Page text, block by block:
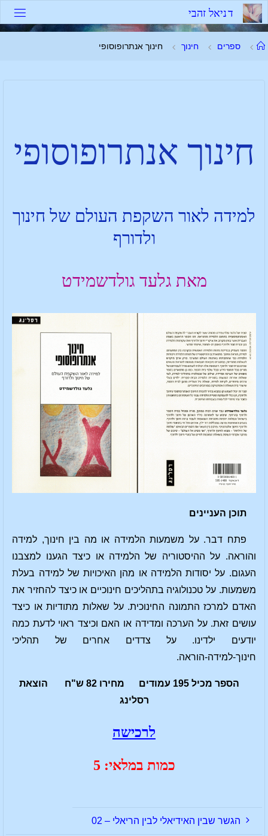
דניאל זהבי
ספרים חינוך חינוך אנתרופוסופי
חינוך אנתרופוסופי
למידה לאור השקפת העולם של חינוך
ולדורף
מאת גלעד גולדשמידט
תוכן העניינים
פתח דבר. על משמעות הלמידה או מה בין חינוך, למידה
והוראה. על ההיסטוריה של הלמידה או כיצד הגענו למצבנו
העגום. על יסודות הלמידה או מהן האיכויות של למידה בעלת
משמעות. על טכנולוגיה בתהליכים חינוכיים או כיצד להחזיר את
האדם למרכז התמונה החינוכית. על שאלות מתודיות או כיצד
עושים זאת. על הערכה ומדידה או האם וכיצד ראוי לדעת כמה
יודעים ילדינו. על צדדים אחרים של תהליכי
חינוך-למידה-הוראה.
הספר מכיל 195 עמודים מחירו 82 ש"ח הוצאת
רסלינג
לרכישה
כמות במלאי: 5
הגשר שבין האידיאלי לבין הריאלי – 02